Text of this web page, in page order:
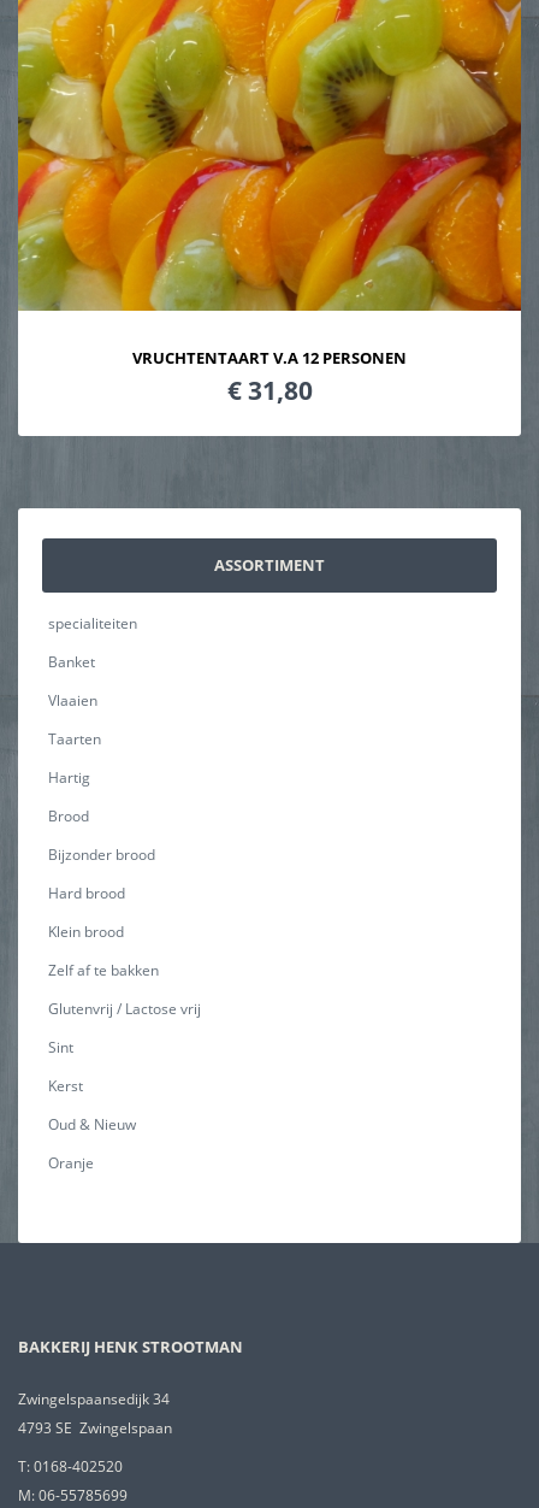
VRUCHTENTAART V.A 12 PERSONEN
€ 31,80
ASSORTIMENT
specialiteiten
Banket
Vlaaien
Taarten
Hartig
Brood
Bijzonder brood
Hard brood
Klein brood
Zelf af te bakken
Glutenvrij / Lactose vrij
Sint
Kerst
Oud & Nieuw
Oranje
BAKKERIJ HENK STROOTMAN
Zwingelspaansedijk 34
4793 SE Zwingelspaan
T: 0168-402520
M: 06-55785699